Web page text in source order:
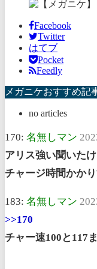
Facebook
Twitter
はてブ
Pocket
Feedly
メガニケおすすめ記
no articles
170: 名無しマン
アリス強い聞いた
チャージ時間かか
183: 名無しマン
>>170
チャー速100と117